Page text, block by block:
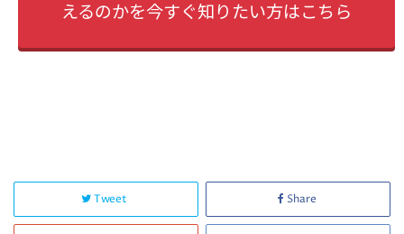
えるのかを今すぐ知りたい方はこちら
Tweet Share